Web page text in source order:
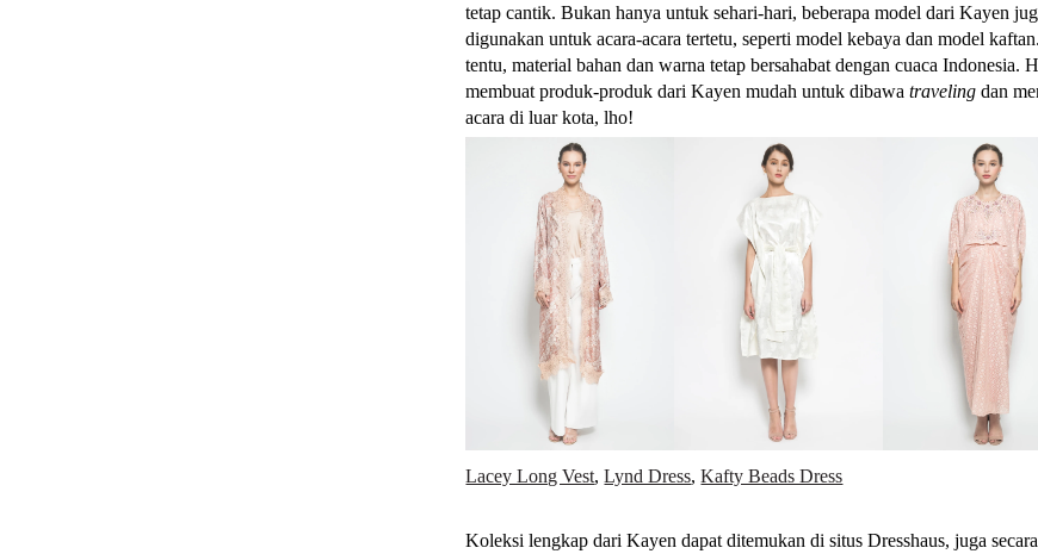
tetap cantik. Bukan hanya untuk sehari-hari, beberapa model dari Kayen
digunakan untuk acara-acara tertetu, seperti model kebaya dan model
tentu, material bahan dan warna tetap bersahabat dengan cuaca Indonesia.
membuat produk-produk dari Kayen mudah untuk dibawatravelingdan
acara di luar kota, lho!
Lacey Long Vest,Lynd Dress,Kafty Beads Dress
Koleksi lengkap dari Kayen dapat ditemukan di situs Dresshaus, juga